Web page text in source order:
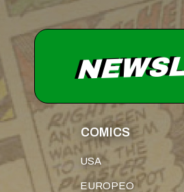
COMICS
USA
EUROPEO